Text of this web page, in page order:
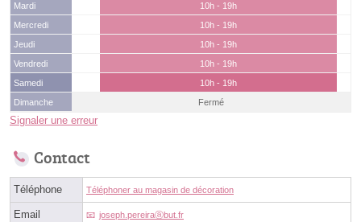
Mardi
10h - 19h
Mercredi
10h - 19h
Jeudi
10h - 19h
Vendredi
10h - 19h
Samedi
10h - 19h
Dimanche
Fermé
Signaler une erreur
Contact
Téléphone Téléphoner au magasin de décoration
Email joseph.pereiraⓐbut.fr